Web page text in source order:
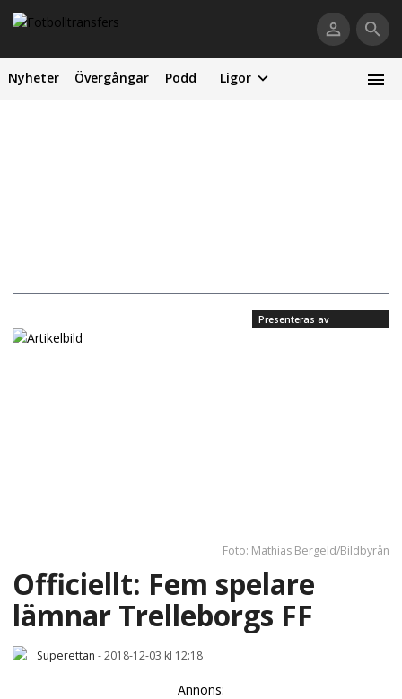
Nyheter Övergångar Podd Ligor
Presenteras av
Foto: Mathias Bergeld/Bildbyrån
Officiellt: Fem spelare
lämnar Trelleborgs FF
Superettan -2018-12-03 kl 12:18
Annons: